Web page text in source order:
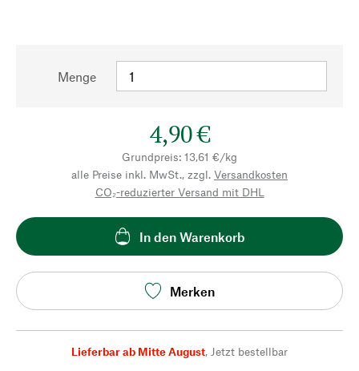
Menge
4,90 €
Grundpreis: 13,61 €/kg
alle Preise inkl. MwSt., zzgl. Versandkosten
CO₂-reduzierter Versand mit DHL
In den Warenkorb
Merken
Lieferbar ab Mitte August, Jetzt bestellbar